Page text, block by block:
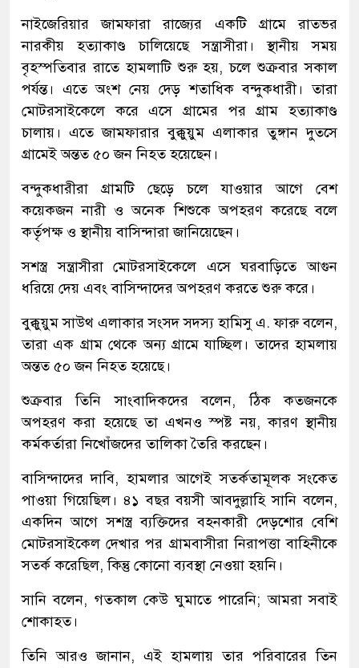
নাইজেরিয়ার জামফারা রাজ্যের একটি গ্রামে রাতভর
নারকীয় হত্যাকাণ্ড চালিয়েছে সন্ত্রাসীরা। স্থানীয় সময়
বৃহস্পতিবার রাতে হামলাটি শুরু হয়, চলে শুক্রবার সকাল
পর্যন্ত। এতে অংশ নেয় দেড় শতাধিক বন্দুকধারী। তারা
মোটরসাইকেলে করে এসে গ্রামের পর গ্রাম হত্যাকাণ্ড
চালায়। এতে জামফারার বুক্কুয়ুম এলাকার তুঙ্গান দুতসে
গ্রামেই অন্তত ৫০ জন নিহত হয়েছেন।
বন্দুকধারীরা গ্রামটি ছেড়ে চলে যাওয়ার আগে বেশ
কয়েকজন নারী ও অনেক শিশুকে অপহরণ করেছে বলে
কর্তৃপক্ষ ও স্থানীয় বাসিন্দারা জানিয়েছেন।
সশস্ত্র সন্ত্রাসীরা মোটরসাইকেলে এসে ঘরবাড়িতে আগুন
ধরিয়ে দেয় এবং বাসিন্দাদের অপহরণ করতে শুরু করে।
বুক্কুয়ুম সাউথ এলাকার সংসদ সদস্য হামিসু এ. ফারু বলেন,
তারা এক গ্রাম থেকে অন্য গ্রামে যাচ্ছিল। তাদের হামলায়
অন্তত ৫০ জন নিহত হয়েছে।
শুক্রবার তিনি সাংবাদিকদের বলেন, ঠিক কতজনকে
অপহরণ করা হয়েছে তা এখনও স্পষ্ট নয়, কারণ স্থানীয়
কর্মকর্তারা নিখোঁজদের তালিকা তৈরি করছেন।
বাসিন্দাদের দাবি, হামলার আগেই সতর্কতামূলক সংকেত
পাওয়া গিয়েছিল। ৪১ বছর বয়সী আবদুল্লাহি সানি বলেন,
একদিন আগে সশস্ত্র ব্যক্তিদের বহনকারী দেড়শোর বেশি
মোটরসাইকেল দেখার পর গ্রামবাসীরা নিরাপত্তা বাহিনীকে
সতর্ক করেছিল, কিন্তু কোনো ব্যবস্থা নেওয়া হয়নি।
সানি বলেন, গতকাল কেউ ঘুমাতে পারেনি; আমরা সবাই
শোকাহত।
তিনি আরও জানান, এই হামলায় তার পরিবারের তিন